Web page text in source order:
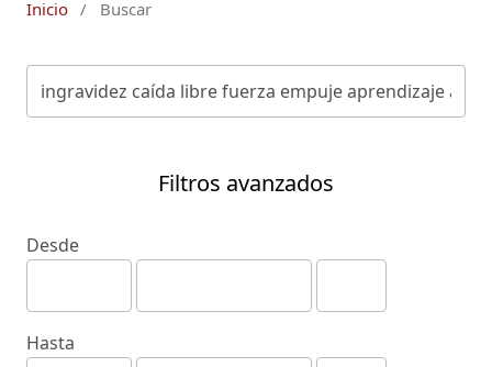
Inicio / Buscar
Filtros avanzados
Desde
Hasta